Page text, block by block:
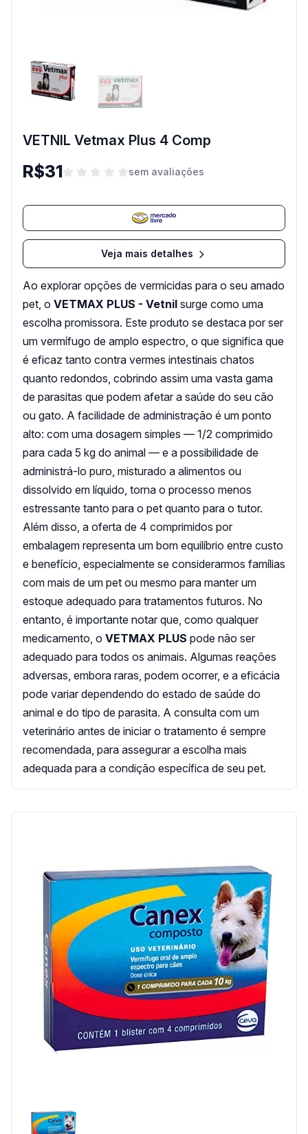
VETNIL Vetmax Plus 4 Comp
R$31 sem avaliações
Veja mais detalhes
Ao explorar opções de vermicidas para o seu amado
pet, o VETMAX PLUS - Vetnil surge como uma
escolha promissora. Este produto se destaca por ser
um vermífugo de amplo espectro, o que significa que
é eficaz tanto contra vermes intestinais chatos
quanto redondos, cobrindo assim uma vasta gama
de parasitas que podem afetar a saúde do seu cão
ou gato. A facilidade de administração é um ponto
alto: com uma dosagem simples — 1/2 comprimido
para cada 5 kg do animal — e a possibilidade de
administrá-lo puro, misturado a alimentos ou
dissolvido em líquido, torna o processo menos
estressante tanto para o pet quanto para o tutor.
Além disso, a oferta de 4 comprimidos por
embalagem representa um bom equilíbrio entre custo
e benefício, especialmente se considerarmos famílias
com mais de um pet ou mesmo para manter um
estoque adequado para tratamentos futuros. No
entanto, é importante notar que, como qualquer
medicamento, o VETMAX PLUS pode não ser
adequado para todos os animais. Algumas reações
adversas, embora raras, podem ocorrer, e a eficácia
pode variar dependendo do estado de saúde do
animal e do tipo de parasita. A consulta com um
veterinário antes de iniciar o tratamento é sempre
recomendada, para assegurar a escolha mais
adequada para a condição específica de seu pet.